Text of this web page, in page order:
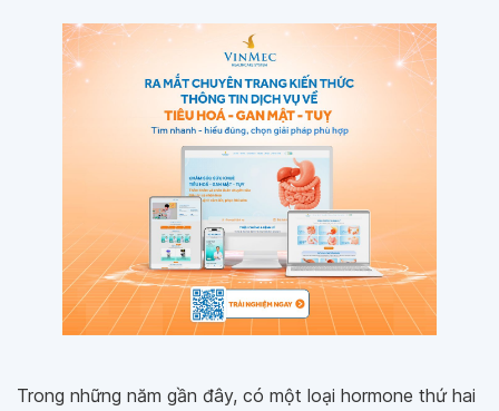
Trong những năm gần đây, có một loại hormone thứ hai